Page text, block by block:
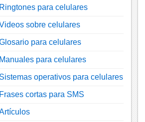
Ringtones para celulares
sobre celulares
para celulares
Manuales para celulares
Sistemas operativos para celulares
Frases cortas para SMS